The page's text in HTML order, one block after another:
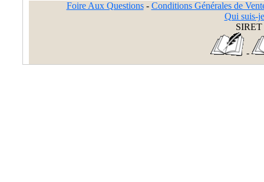
Foire Aux Questions- Conditions Générales de
Qui suis-
SIRET
-